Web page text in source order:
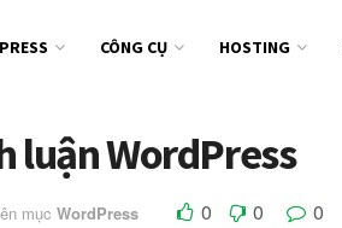
CÔNG CỤ HOSTING
luận WordPress
mục WordPress 0 0 0